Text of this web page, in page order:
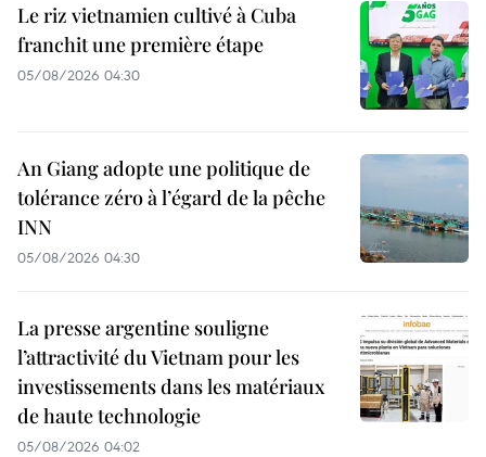
Le riz vietnamien cultivé à Cuba
franchit une première étape
05/08/2026 04:30
An Giang adopte une politique de
tolérance zéro à l’égard de la pêche
INN
05/08/2026 04:30
La presse argentine souligne
l’attractivité du Vietnam pour les
investissements dans les matériaux
de haute technologie
05/08/2026 04:02